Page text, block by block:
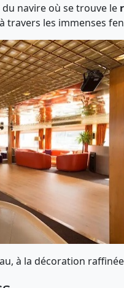
navire où se trouve le
les immenses
à la décoration